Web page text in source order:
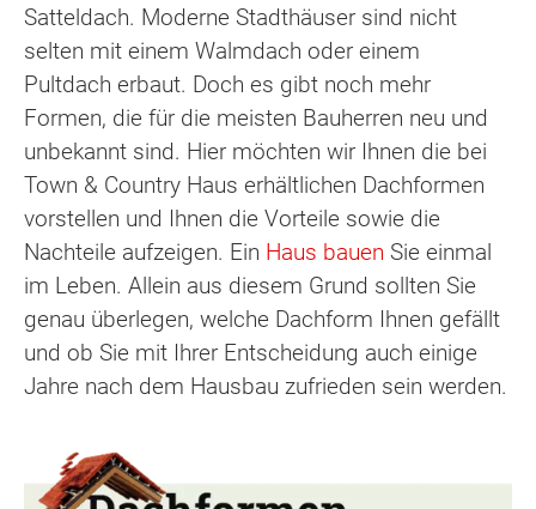
Satteldach. Moderne Stadthäuser sind nicht
selten mit einem Walmdach oder einem
Pultdach erbaut. Doch es gibt noch mehr
Formen, die für die meisten Bauherren neu und
unbekannt sind. Hier möchten wir Ihnen die bei
Town & Country Haus erhältlichen Dachformen
vorstellen und Ihnen die Vorteile sowie die
Nachteile aufzeigen. Ein Haus bauen Sie einmal
im Leben. Allein aus diesem Grund sollten Sie
genau überlegen, welche Dachform Ihnen gefällt
und ob Sie mit Ihrer Entscheidung auch einige
Jahre nach dem Hausbau zufrieden sein werden.